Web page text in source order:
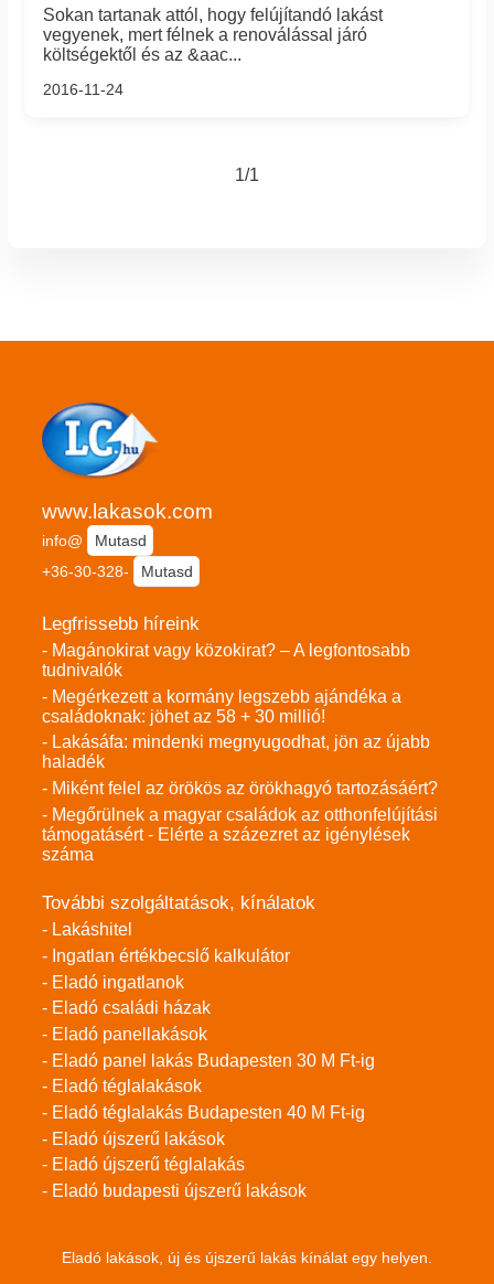
Sokan tartanak attól, hogy felújítandó lakást
vegyenek, mert félnek a renoválással járó
költségektől és az &aac...
2016-11-24
1/1
www.lakasok.com
info@
Mutasd
+36-30-328-
Mutasd
Legfrissebb híreink
- Magánokirat vagy közokirat? – A legfontosabb
tudnivalók
- Megérkezett a kormány legszebb ajándéka a
családoknak: jöhet az 58 + 30 millió!
- Lakásáfa: mindenki megnyugodhat, jön az újabb
haladék
- Miként felel az örökös az örökhagyó tartozásáért?
- Megőrülnek a magyar családok az otthonfelújítási
támogatásért - Elérte a százezret az igénylések
száma
További szolgáltatások, kínálatok
- Lakáshitel
- Ingatlan értékbecslő kalkulátor
- Eladó ingatlanok
- Eladó családi házak
- Eladó panellakások
- Eladó panel lakás Budapesten 30 M Ft-ig
- Eladó téglalakások
- Eladó téglalakás Budapesten 40 M Ft-ig
- Eladó újszerű lakások
- Eladó újszerű téglalakás
- Eladó budapesti újszerű lakások
Eladó lakások, új és újszerű lakás kínálat egy helyen.